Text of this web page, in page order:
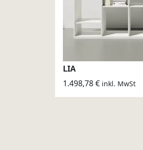
LIA
1.498,78€ inkl. MwSt